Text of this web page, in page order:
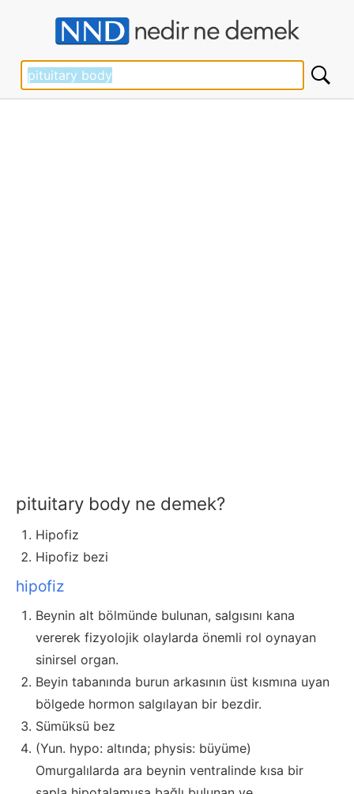
pituitary body ne demek?
Hipofiz
Hipofiz bezi
hipofiz
Beynin alt bölmünde bulunan, salgısını kana
vererek fizyolojik olaylarda önemli rol oynayan
sinirsel organ.
Beyin tabanında burun arkasının üst kısmına uyan
bölgede hormon salgılayan bir bezdir.
Sümüksü bez
(Yun. hypo: altında; physis: büyüme)
Omurgalılarda ara beynin ventralinde kısa bir